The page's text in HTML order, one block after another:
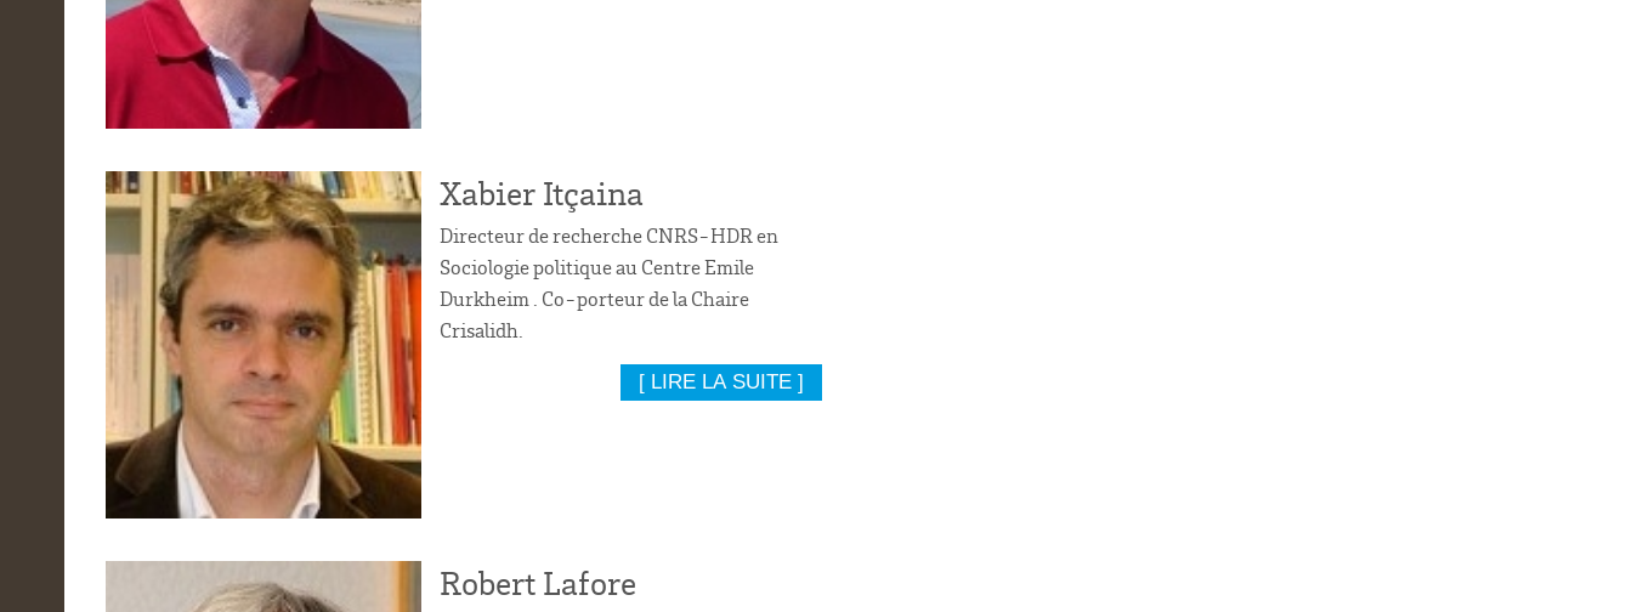
Xabier Itçaina
Directeur de recherche CNRS-HDR en
Sociologie politique au Centre Emile
Durkheim . Co-porteur de la Chaire
Crisalidh.
[ LIRE LA SUITE ]
Robert Lafore